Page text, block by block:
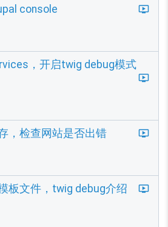
console
，开启twig debug模式
，检查网站是否出错
板文件，twig debug介绍